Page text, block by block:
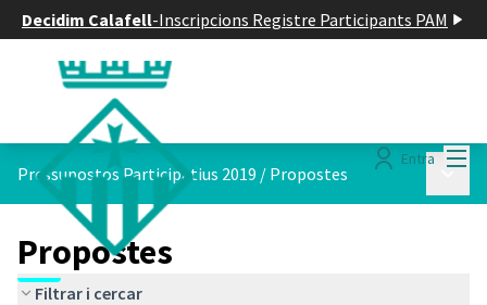
Decidim Calafell-Inscripcions Registre Participants PAM
Entra
Pressupostos Participatius 2019 / Propostes
Propostes
Filtrar i cercar